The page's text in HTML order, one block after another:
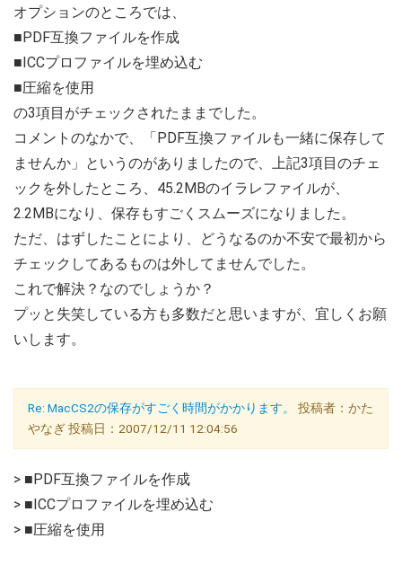
オプションのところでは、
■PDF互換ファイルを作成
■ICCプロファイルを埋め込む
■圧縮を使用
の3項目がチェックされたままでした。
コメントのなかで、「PDF互換ファイルも一緒に保存して
ませんか」というのがありましたので、上記3項目のチェ
ックを外したところ、45.2MBのイラレファイルが、
2.2MBになり、保存もすごくスムーズになりました。
ただ、はずしたことにより、どうなるのか不安で最初から
チェックしてあるものは外してませんでした。
これで解決？なのでしょうか？
プッと失笑している方も多数だと思いますが、宜しくお願
いします。
Re: MacCS2の保存がすごく時間がかかります。
投稿者：かた
やなぎ 投稿日：2007/12/11 12:04:56
> ■PDF互換ファイルを作成
> ■ICCプロファイルを埋め込む
> ■圧縮を使用